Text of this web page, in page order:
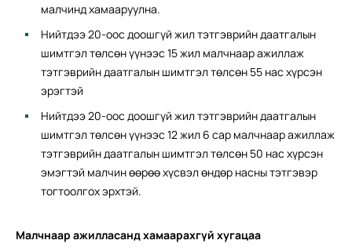
малчинд хамааруулна.
Нийтдээ 20-оос доошгүй жил тэтгэврийн даатгалын
шимтгэл төлсөн үүнээс 15 жил малчнаар ажиллаж
тэтгэврийн даатгалын шимтгэл төлсөн 55 нас хүрсэн
эрэгтэй
Нийтдээ 20-оос доошгүй жил тэтгэврийн даатгалын
шимтгэл төлсөн үүнээс 12 жил 6 сар малчнаар ажиллаж
тэтгэврийн даатгалын шимтгэл төлсөн 50 нас хүрсэн
эмэгтэй малчин өөрөө хүсвэл өндөр насны тэтгэвэр
тогтоолгох эрхтэй.
Малчнаар ажилласанд хамаарахгүй хугацаа